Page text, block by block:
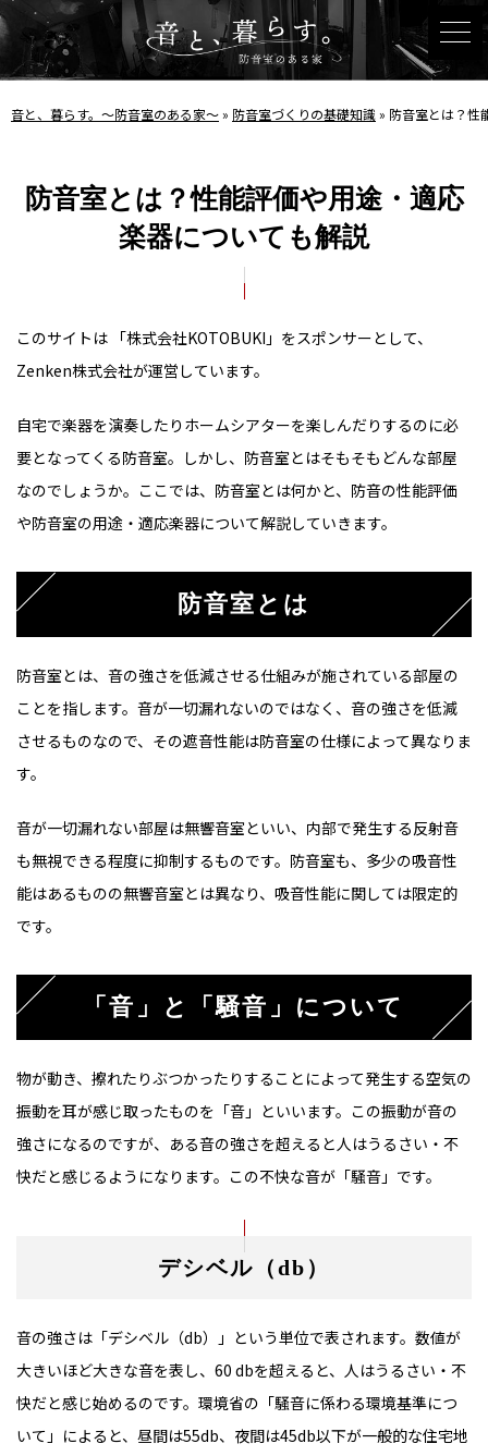
音と、暮らす。〜防音室のある家〜» 防音室づくりの基礎知識» 防音室とは？性
防音室とは？性能評価や用途・適応
楽器についても解説
このサイトは 「株式会社KOTOBUKI」をスポンサーとして、
Zenken株式会社が運営しています。
自宅で楽器を演奏したりホームシアターを楽しんだりするのに必
要となってくる防音室。しかし、防音室とはそもそもどんな部屋
なのでしょうか。ここでは、防音室とは何かと、防音の性能評価
や防音室の用途・適応楽器について解説していきます。
防音室とは
防音室とは、音の強さを低減させる仕組みが施されている部屋の
ことを指します。音が一切漏れないのではなく、音の強さを低減
させるものなので、その遮音性能は防音室の仕様によって異なりま
す。
音が一切漏れない部屋は無響音室といい、内部で発生する反射音
も無視できる程度に抑制するものです。防音室も、多少の吸音性
能はあるものの無響音室とは異なり、吸音性能に関しては限定的
です。
「音」と「騒音」について
物が動き、擦れたりぶつかったりすることによって発生する空気の
振動を耳が感じ取ったものを「音」といいます。この振動が音の
強さになるのですが、ある音の強さを超えると人はうるさい・不
快だと感じるようになります。この不快な音が「騒音」です。
デシベル（db）
音の強さは「デシベル（db）」という単位で表されます。数値が
大きいほど大きな音を表し、60 dbを超えると、人はうるさい・不
快だと感じ始めるのです。環境省の「騒音に係わる環境基準につ
いて」によると、昼間は55db、夜間は45db以下が一般的な住宅地